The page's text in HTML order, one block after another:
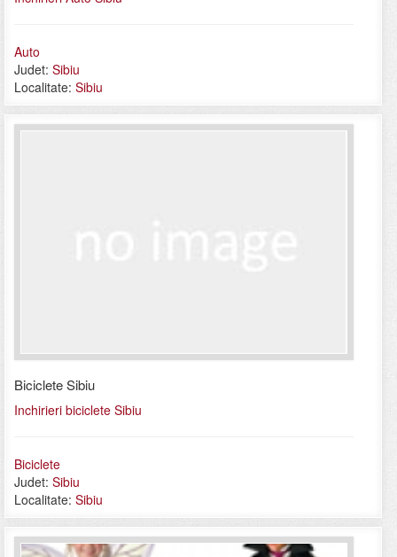
Auto
Judet: Sibiu
Localitate: Sibiu
Biciclete Sibiu
Inchirieri biciclete Sibiu
Biciclete
Judet: Sibiu
Localitate: Sibiu